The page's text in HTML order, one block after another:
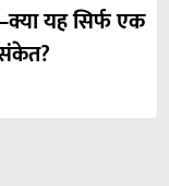
यह सिर्फ एक